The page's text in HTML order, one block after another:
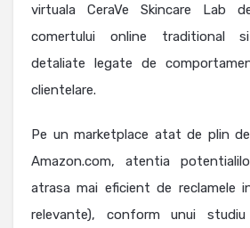
virtuala CeraVe Skincare Lab
comertului online traditional
detaliate legate de
clientelare.
Pe un marketplace atat de plin
Amazon.com, atentia
atrasa mai eficient de reclamele
relevante), conform unui